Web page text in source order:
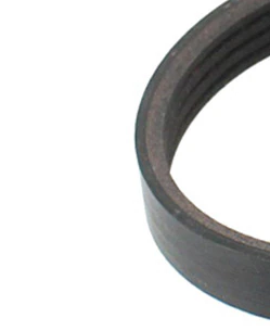
Numar nervuri
4
SVHC
Caracteristicile
materialului
Material curea